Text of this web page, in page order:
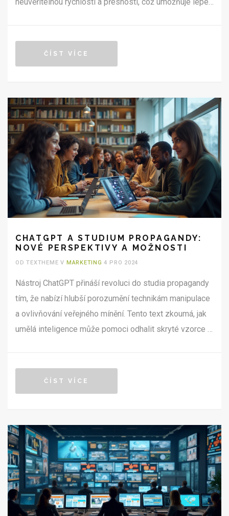
interpretace propagandistického materiálu, nabízí
ČÍST VÍCE
CHATGPT A STUDIUM PROPAGANDY:
NOVÉ PERSPEKTIVY A MOŽNOSTI
OD TEXTHEME V MARKETING 4 PRO 2024
Nástroj ChatGPT přináší revoluci do studia propagandy
tím, že nabízí hlubší porozumění technikám manipulace
a ovlivňování veřejného mínění. Tento text zkoumá, jak
umělá inteligence může pomoci odhalit skryté vzorce v
množství dat, což je klíčové pro odhalování
ČÍST VÍCE